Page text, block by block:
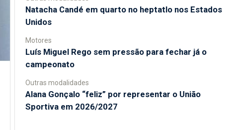
Natacha Candé em quarto no heptatlo nos Estados
Unidos
Motores
Luís Miguel Rego sem pressão para fechar já o
campeonato
Outras modalidades
Alana Gonçalo “feliz” por representar o União
Sportiva em 2026/2027